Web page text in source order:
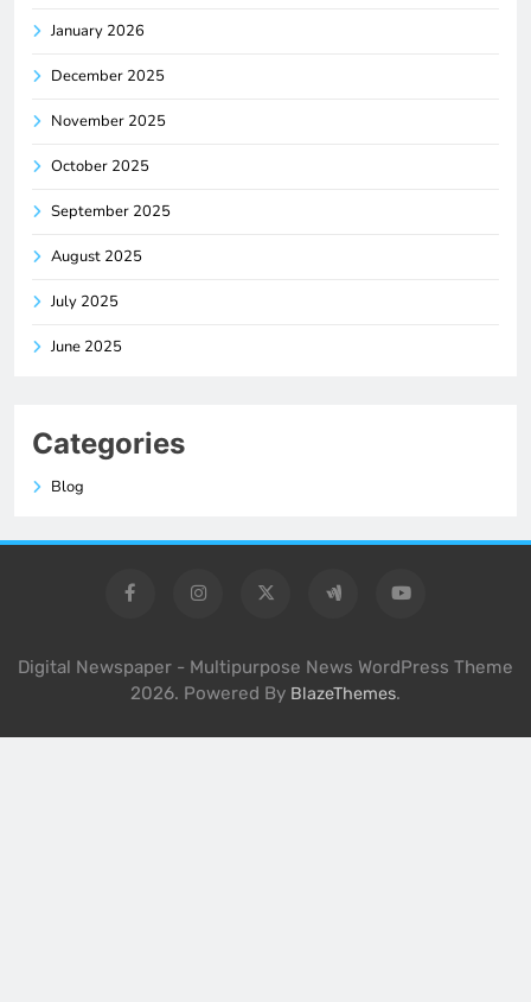
January 2026
December 2025
November 2025
October 2025
September 2025
August 2025
July 2025
June 2025
Categories
Blog
Digital Newspaper - Multipurpose News WordPress Theme
2026. Powered By BlazeThemes.